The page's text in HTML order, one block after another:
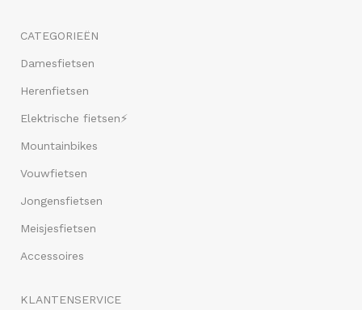
CATEGORIEËN
Damesfietsen
Herenfietsen
Elektrische fietsen⚡
Mountainbikes
Vouwfietsen
Jongensfietsen
Meisjesfietsen
Accessoires
KLANTENSERVICE